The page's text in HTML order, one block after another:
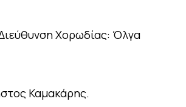
Χορωδίας: Όλγα
Καμακάρης.